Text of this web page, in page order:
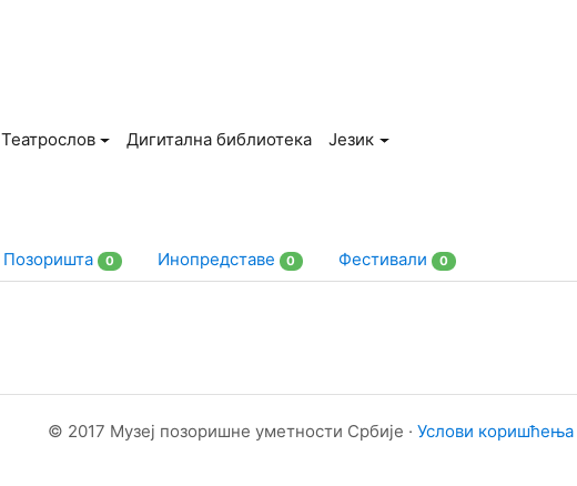
Театрослов Дигитална библиотека Језик
Позоришта 0 Инопредставе 0 Фестивали 0
© 2017 Музеј позоришне уметности Србије · Услови коришћења